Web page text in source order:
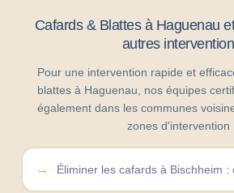
Cafards & Blattes à Haguenau
autres
Pour une intervention rapide et
blattes à Haguenau, nos équipes
également dans les communes
zones d'intervention
Éliminer les cafards à Bischheim